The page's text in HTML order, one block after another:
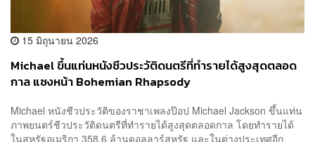
15 มิถุนายน 2026
Michael ขึ้นแท่นหนังชีวประวัติดนตรีที่ทำรายได้สูงสุดตลอด
กาล แซงหน้า Bohemian Rhapsody
Michael หนังชีวประวัติของราชาเพลงป๊อป Michael Jackson ขึ้นแท่น
ภาพยนตร์ชีวประวัติดนตรีที่ทำรายได้สูงสุดตลอดกาล โดยทำรายได้
ในสหรัฐอเมริกา 358.6 ล้านดอลลาร์สหรัฐ และในต่างประเทศอีก